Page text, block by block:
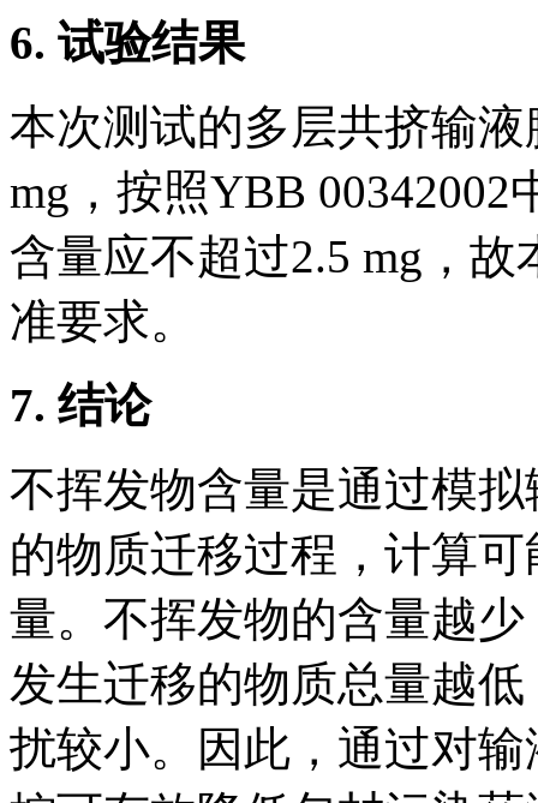
6. 试验结果
本次测试的多层共挤输
mg，按照YBB
含量应不超过2.5 mg，
准要求。
7. 结论
不挥发物含量是通过模
的物质迁移过程，计算
量。不挥发物的含量越
发生迁移的物质总量越
扰较小。因此，通过对